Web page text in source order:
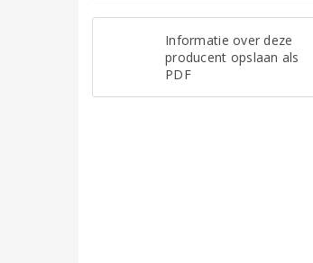
Informatie over deze
producent opslaan als
PDF